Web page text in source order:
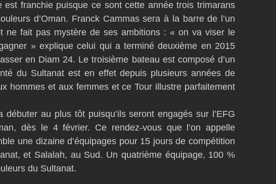
franchie puisque ce sont cette année trois trimarans
d’Oman. Franck Cammas sera à la barre de l’un
ne fait pas mystère de ses ambitions : « on va viser le
» explique celui qui a terminé deuxième en 2015
en Diam 24. Le troisième bateau est composé d’un
du Sultanat est en effet depuis plusieurs années de
hommes et aux femmes et ce Tour illustre parfaitement
au plus tôt puisqu’ils seront engagés sur l’EFG
dès le 4 février. Ce rendez-vous que l’on appelle
une dizaine d’équipages pour 15 jours de compétition
et Salalah, au Sud. Un quatrième équipage, 100 %
du Sultanat.